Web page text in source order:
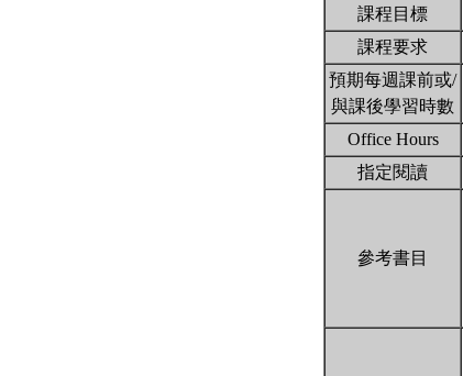
課程目標
課程要求
預期每週課前或/
與課後學習時數
Office Hours
指定閱讀
參考書目